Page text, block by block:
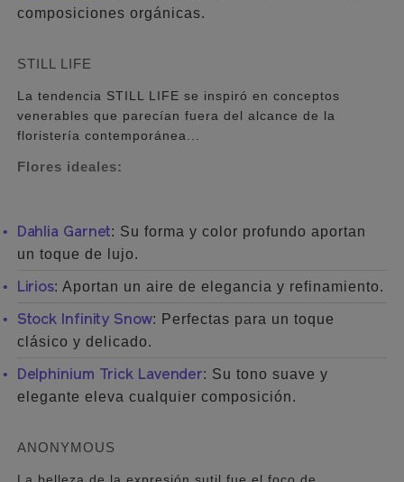
composiciones orgánicas.
STILL LIFE
La tendencia STILL LIFE se inspiró en conceptos
venerables que parecían fuera del alcance de la
floristería contemporánea...
Flores ideales:
Dahlia Garnet: Su forma y color profundo aportan
un toque de lujo.
Lirios: Aportan un aire de elegancia y refinamiento.
Stock Infinity Snow: Perfectas para un toque
clásico y delicado.
Delphinium Trick Lavender: Su tono suave y
elegante eleva cualquier composición.
ANONYMOUS